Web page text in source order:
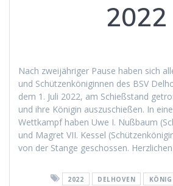
2022
Nach zweijähriger Pause haben sich
und Schützenköniginnen des BSV
dem 1. Juli 2022, am Schießstand
und ihre Königin auszuschießen. In
Wettkampf haben Uwe I. Nußbaum
und Magret VII. Kessel
von der Stange geschossen.
2022 DELHOVEN